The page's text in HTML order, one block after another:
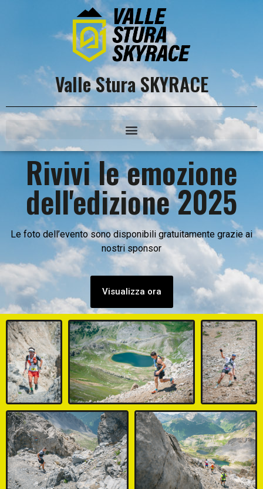
Valle Stura SKYRACE
Rivivi le emozione
dell'edizione 2025
Le foto dell’evento sono disponibili gratuitamente grazie ai
nostri sponsor
Visualizza ora